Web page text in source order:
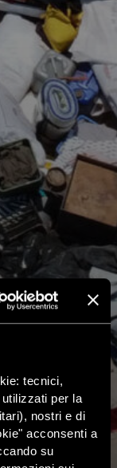
tecnici,
per la
nostri e di
acconsenti a
su